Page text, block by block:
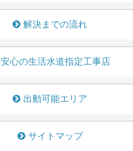
解決までの流れ
安心の生活水道指定工事店
出動可能エリア
サイトマップ